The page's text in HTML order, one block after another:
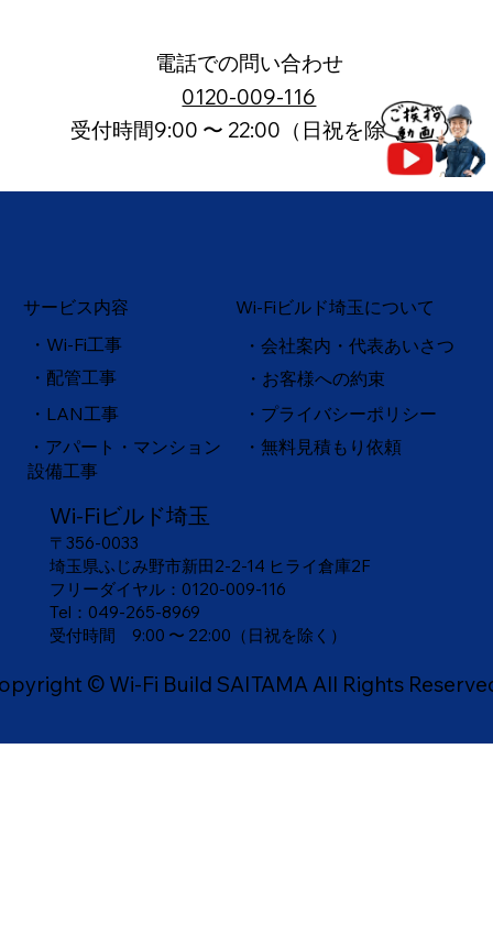
電話での問い合わせ
0120-009-116
受付時間9:00 〜 22:00（日祝を除く）
サービス内容
・Wi-Fi工事
・ LAN工事
・配管工事
・アパート・マンション
設備工事
Wi-Fiビルド埼玉について
・会社案内・代表あいさつ
・お客様への約束
・プライバシーポリシー
・無料見積もり依頼
Wi-Fiビルド埼玉
〒356-0033
埼玉県ふじみ野市新田2-2-14 ヒライ倉庫2F
フリーダイヤル：0120-009-116
Tel：049-265-8969
​受付時間 9:00 〜 22:00（日祝を除く）
© Wi-Fi Build SAITAMA All Rights